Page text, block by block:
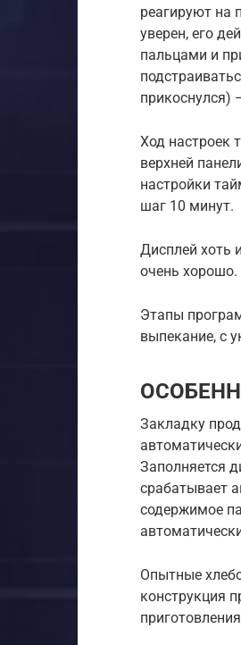
реагируют на
уверен, его
пальцами и
прикоснулся)
Ход настроек
верхней
настройки
шаг 10 минут.
Дисплей хоть
очень хорошо.
Этапы
выпекание, с
Закладку
Заполняется
срабатывает
содержимое
Опытные
конструкция